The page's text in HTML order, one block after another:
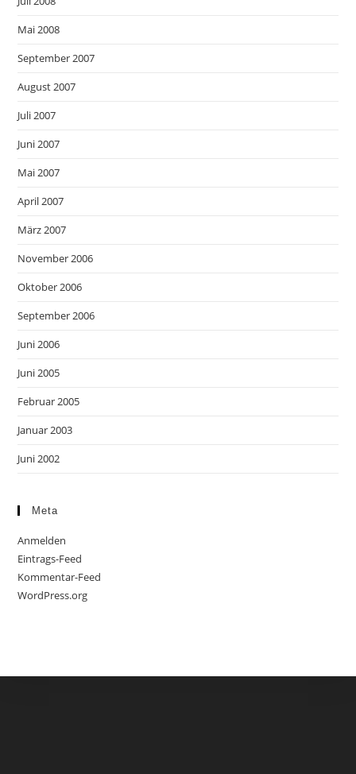
Mai 2008
September 2007
August 2007
Juli 2007
Juni 2007
Mai 2007
April 2007
März 2007
November 2006
Oktober 2006
September 2006
Juni 2006
Juni 2005
Februar 2005
Januar 2003
Juni 2002
Meta
Anmelden
Eintrags-Feed
Kommentar-Feed
WordPress.org